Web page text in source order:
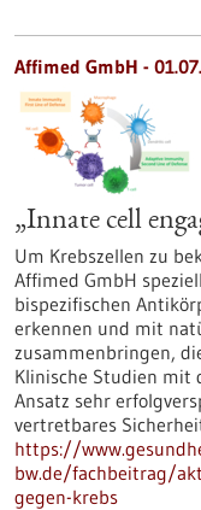
Affimed GmbH -
„Innate cell
Um Krebszellen zu
Affimed GmbH
bispezifischen
erkennen und mit
zusammenbringen,
Klinische Studien mit
Ansatz sehr
vertretbares
https://
bw.de/fachbeitrag/
gegen-krebs